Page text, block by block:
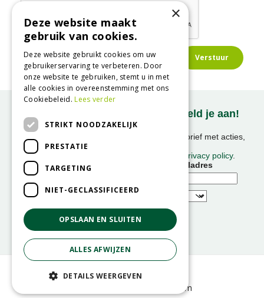
Onze nieuwsbrief ontvangen? Meld je aan!
Ontvang ongeveer 1x per week onze nieuwsbrief met acties,
We slaan uw gegevens op conform onze
privacy policy.
Voornaam
E-mailadres
© GroenRijk
GRS-Platform
×
Deze website maakt
gebruik van cookies.
Deze website gebruikt cookies om uw
gebruikerservaring te verbeteren. Door
onze website te gebruiken, stemt u in met
alle cookies in overeenstemming met ons
Cookiebeleid.Lees verder
STRIKT NOODZAKELIJK
PRESTATIE
TARGETING
NIET-GECLASSIFICEERD
OPSLAAN EN SLUITEN
ALLES AFWIJZEN
DETAILS WEERGEVEN